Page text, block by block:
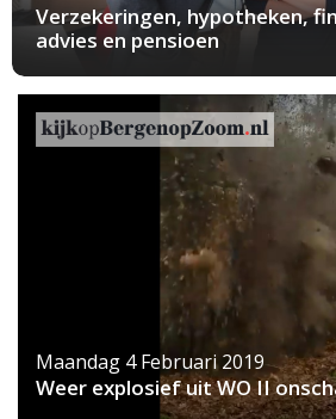
Verzekeringen, hypotheken,
advies en pensioen
Maandag 4 Februari 2019
Weer explosief uit WO II